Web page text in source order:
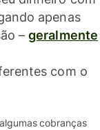
apenas
–geralmente
com o
cobranças